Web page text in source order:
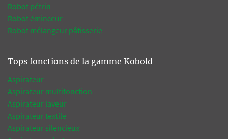
Robot pétrin
Robot éminceur
Robot mélangeur pâtisserie
Tops fonctions de la gamme Kobold
Aspirateur
Aspirateur multifonction
Aspirateur laveur
Aspirateur textile
Aspirateur silencieux